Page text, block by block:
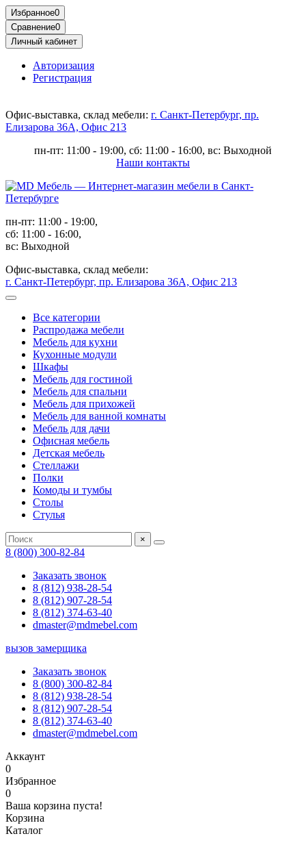
Избранное0
Сравнение0
Личный кабинет
Авторизация
Регистрация
Офис-выставка, склад мебели: г. Санкт-Петербург, пр.
Елизарова 36А, Офис 213
пн-пт: 11:00 - 19:00, сб: 11:00 - 16:00, вс: Выходной
Наши контакты
пн-пт: 11:00 - 19:00,
сб: 11:00 - 16:00,
вс: Выходной
Офис-выставка, склад мебели:
г. Санкт-Петербург, пр. Елизарова 36А, Офис 213
Все категории
Распродажа мебели
Мебель для кухни
Кухонные модули
Шкафы
Мебель для гостиной
Мебель для спальни
Мебель для прихожей
Мебель для ванной комнаты
Мебель для дачи
Офисная мебель
Детская мебель
Стеллажи
Полки
Комоды и тумбы
Столы
Стулья
×
8 (800) 300-82-84
Заказать звонок
8 (812) 938-28-54
8 (812) 907-28-54
8 (812) 374-63-40
dmaster@mdmebel.com
вызов замерщика
Заказать звонок
8 (800) 300-82-84
8 (812) 938-28-54
8 (812) 907-28-54
8 (812) 374-63-40
dmaster@mdmebel.com
Аккаунт
0
Избранное
0
Ваша корзина пуста!
Корзина
Каталог